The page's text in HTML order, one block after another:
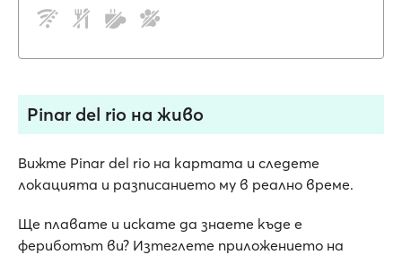
Pinar del rio на живо
Вижте Pinar del rio на картата и следете
локацията и разписанието му в реално време.
Ще плавате и искате да знаете къде е
фериботът ви? Изтеглете приложението на